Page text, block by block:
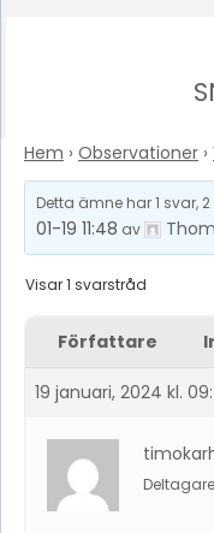
Hem › Observationer ›
Detta ämne har 1 svar,
01-19 11:48 av
Visar 1 svarstråd
Författare
19 januari, 2024 kl.
Deltagare